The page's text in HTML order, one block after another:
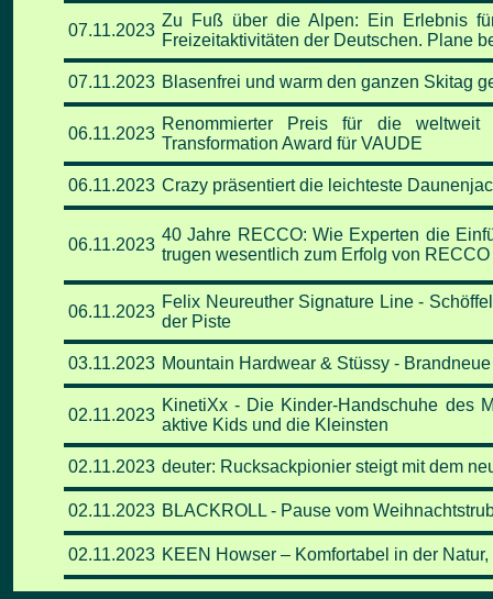
07.11.2023
Zu Fuß über die Alpen: Ein Erlebnis
Freizeitaktivitäten der Deutschen. Plane
07.11.2023 Blasenfrei und warm den ganzen Skitag
06.11.2023
Renommierter Preis für die weltweit
Transformation Award für VAUDE
06.11.2023 Crazy präsentiert die leichteste
06.11.2023
40 Jahre RECCO: Wie Experten die
trugen wesentlich zum Erfolg von
06.11.2023
Felix Neureuther Signature Line -
der Piste
03.11.2023 Mountain Hardwear & Stüssy -
02.11.2023
KinetiXx - Die Kinder-Handschuhe des
aktive Kids und die Kleinsten
02.11.2023 deuter: Rucksackpionier steigt mit dem
02.11.2023 BLACKROLL - Pause vom
02.11.2023 KEEN Howser – Komfortabel in der